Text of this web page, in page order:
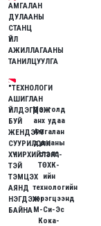
АМГАЛАН
ДУЛААНЫ
СТАНЦ
ҮЙЛ
АЖИЛЛАГААНЫ
ТАНИЛЦУУЛГА
"ТЕХНОЛОГИ
АШИГЛАН
ҮЙЛДЭГДЭЖ
БУЙ
ЖЕНДЭРТ
СУУРИЛСАН
ХҮЧИРХИЙЛЭЛ"-
ТЭЙ
ТЭМЦЭХ
АЯНД
НЭГДЭЖ
БАЙНА
Монголд
анх удаа
Амгалан
дулааны
станц
ТӨХК-
ийн
технологийн
хэрэгцээнд
М-Си-Эс
Кока-